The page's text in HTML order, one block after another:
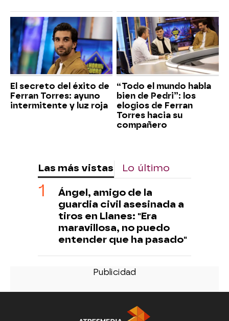
El secreto del éxito de
Ferran Torres: ayuno
intermitente y luz roja
“Todo el mundo habla
bien de Pedri”: los
elogios de Ferran
Torres hacia su
compañero
Las más vistas Lo último
Ángel, amigo de la
guardia civil asesinada a
tiros en Llanes: "Era
maravillosa, no puedo
entender que ha pasado"